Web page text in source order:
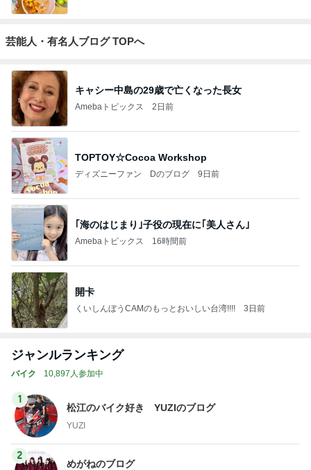
芸能人・有名人ブログ TOPへ
キャシー中島の29歳で亡くなった長女
Amebaトピックス 2日前
TOPTOY☆Cocoa Workshop
ディズニーファン Dのブログ 9日前
｢海のはじまり｣子役の現在に｢美人さん｣
Amebaトピックス 16時間前
開卡
くいしんぼうCAMのもっとおいしい台湾!!!! 3日前
ジャンルランキング
バイク 10,897人参加中
1
松江のバイク好き YUZIのブログ
YUZI
2
めがねのブログ